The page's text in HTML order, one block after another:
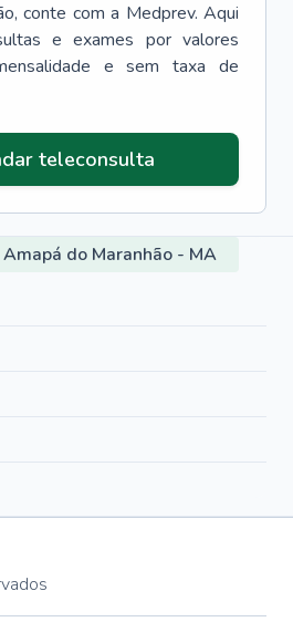
, conte com a Medprev. Aqui
e exames por valores
e sem taxa de
teleconsulta
do Maranhão - MA